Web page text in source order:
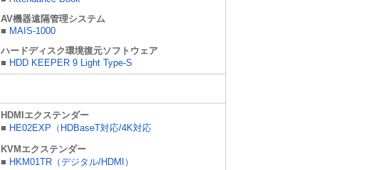
AV機器遠隔管理システム
■ MAIS-1000
ハードディスク環境復元ソフトウェア
■ HDD KEEPER 9 Light Type-S
HDMIエクステンダー
■ HE02EXP（HDBaseT対応/4K対応
KVMエクステンダー
■ HKM01TR（デジタル/HDMI）